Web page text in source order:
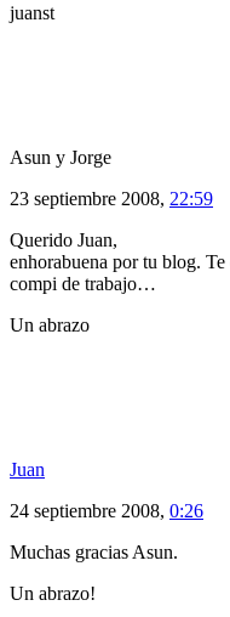
juanst
Asun y Jorge
23 septiembre 2008, 22:59
Querido Juan,
enhorabuena por tu blog.
compi de trabajo…
Un abrazo
Juan
24 septiembre 2008, 0:26
Muchas gracias Asun.
Un abrazo!